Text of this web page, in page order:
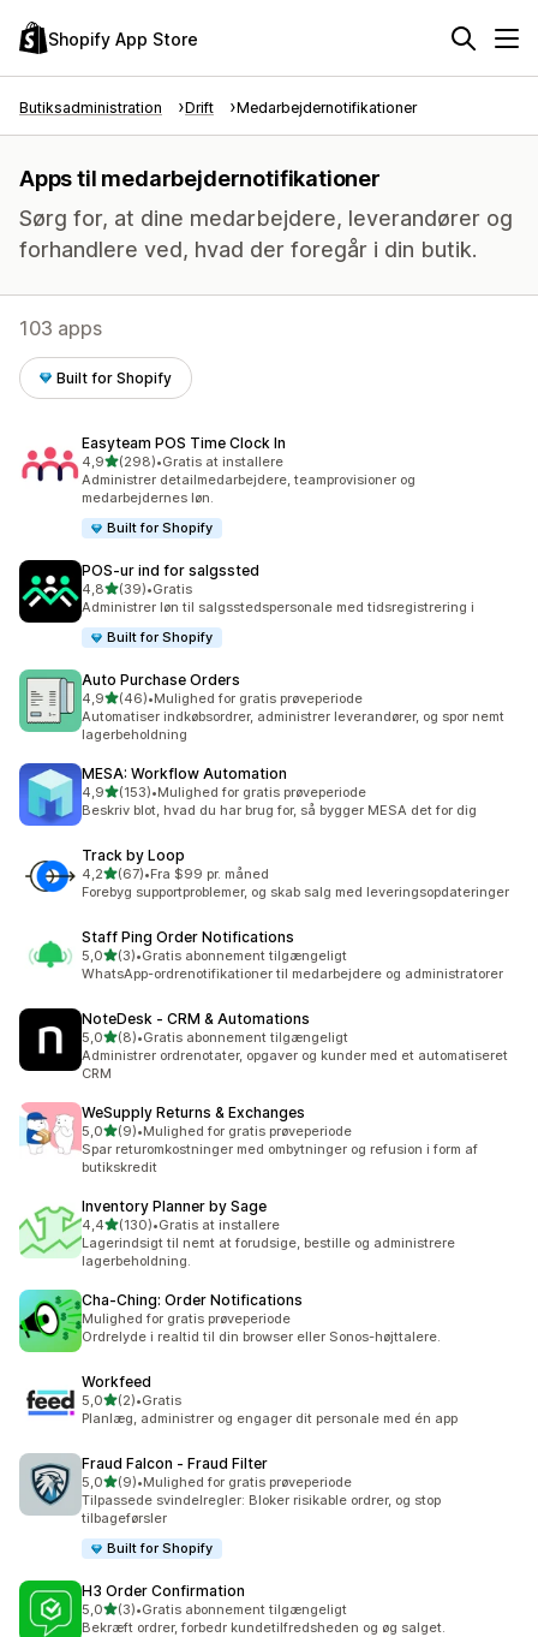
Shopify App Store
Butiksadministration Drift Medarbejdernotifikationer
Apps til medarbejdernotifikationer
Sørg for, at dine medarbejdere, leverandører og
forhandlere ved, hvad der foregår i din butik.
103 apps
Built for Shopify
Easyteam POS Time Clock In
4,9ud af 5 stjerner
(298)
298 anmeldelser i alt
•Gratis at installere
Administrer detailmedarbejdere, teamprovisioner og
medarbejdernes løn.
Built for Shopify
POS‑ur ind for salgssted
4,8ud af 5 stjerner
(39)
39 anmeldelser i alt
•Gratis
Administrer løn til salgsstedspersonale med tidsregistrering i
Built for Shopify
Auto Purchase Orders
4,9ud af 5 stjerner
(46)
46 anmeldelser i alt
•Mulighed for gratis prøveperiode
Automatiser indkøbsordrer, administrer leverandører, og spor nemt
lagerbeholdning
MESA: Workflow Automation
4,9ud af 5 stjerner
(153)
153 anmeldelser i alt
•Mulighed for gratis prøveperiode
Beskriv blot, hvad du har brug for, så bygger MESA det for dig
Track by Loop
4,2ud af 5 stjerner
(67)
67 anmeldelser i alt
•Fra $99 pr. måned
Forebyg supportproblemer, og skab salg med leveringsopdateringer
Staff Ping Order Notifications
5,0ud af 5 stjerner
(3)
3 anmeldelser i alt
•Gratis abonnement tilgængeligt
WhatsApp-ordrenotifikationer til medarbejdere og administratorer
NoteDesk ‑ CRM & Automations
5,0ud af 5 stjerner
(8)
8 anmeldelser i alt
•Gratis abonnement tilgængeligt
Administrer ordrenotater, opgaver og kunder med et automatiseret
CRM
WeSupply Returns & Exchanges
5,0ud af 5 stjerner
(9)
9 anmeldelser i alt
•Mulighed for gratis prøveperiode
Spar returomkostninger med ombytninger og refusion i form af
butikskredit
Inventory Planner by Sage
4,4ud af 5 stjerner
(130)
130 anmeldelser i alt
•Gratis at installere
Lagerindsigt til nemt at forudsige, bestille og administrere
lagerbeholdning.
Cha‑Ching: Order Notifications
Mulighed for gratis prøveperiode
Ordrelyde i realtid til din browser eller Sonos-højttalere.
Workfeed
5,0ud af 5 stjerner
(2)
2 anmeldelser i alt
•Gratis
Planlæg, administrer og engager dit personale med én app
Fraud Falcon ‑ Fraud Filter
5,0ud af 5 stjerner
(9)
9 anmeldelser i alt
•Mulighed for gratis prøveperiode
Tilpassede svindelregler: Bloker risikable ordrer, og stop
tilbageførsler
Built for Shopify
H3 Order Confirmation
5,0ud af 5 stjerner
(3)
3 anmeldelser i alt
•Gratis abonnement tilgængeligt
Bekræft ordrer, forbedr kundetilfredsheden og øg salget.